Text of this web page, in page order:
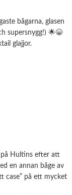
bågarna, glasen
supersnygg!) 🌟😁
glajjor.
på Hultins efter att
en annan båge av
case” på ett mycket